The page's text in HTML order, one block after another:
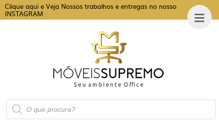
Clique aqui e Veja Nossos trabalhos e entregas no nosso
INSTAGRAM
Pesquisar
produtos